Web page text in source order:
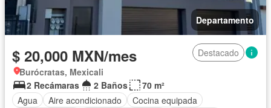
Departamento
$ 20,000 MXN/mes
Destacado
Burócratas, Mexicali
2 Recámaras
2 Baños
70 m²
Agua
Aire acondicionado
Cocina equipada